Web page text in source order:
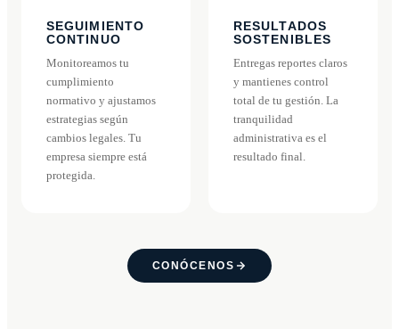
SEGUIMIENTO
CONTINUO
Monitoreamos tu
cumplimiento
normativo y ajustamos
estrategias según
cambios legales. Tu
empresa siempre está
protegida.
RESULTADOS
SOSTENIBLES
Entregas reportes claros
y mantienes control
total de tu gestión. La
tranquilidad
administrativa es el
resultado final.
CONÓCENOS